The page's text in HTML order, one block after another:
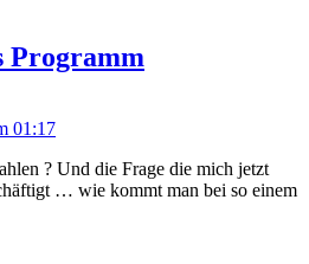
Programm
01:17
? Und die Frage die mich jetzt
… wie kommt man bei so einem